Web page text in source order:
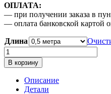
ОПЛАТА:
— при получении заказа в
— оплата банковской картой
Длина
Количество
товара
Серебряная
проволока,
В корзину
Описание
Детали